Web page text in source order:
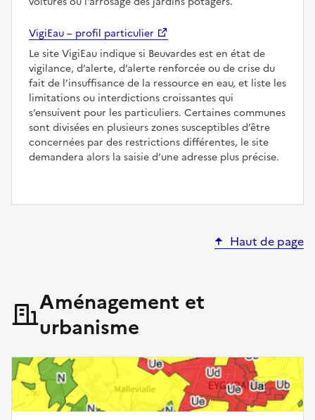
VigiEau – profil particulier
Le site VigiEau indique si Beuvardes est en état de
vigilance, d’alerte, d’alerte renforcée ou de crise du
fait de l’insuffisance de la ressource en eau, et liste les
limitations ou interdictions croissantes qui
s’ensuivent pour les particuliers. Certaines communes
sont divisées en plusieurs zones susceptibles d’être
concernées par des restrictions différentes, le site
demandera alors la saisie d’une adresse plus précise.
Haut de page
Aménagement et
urbanisme